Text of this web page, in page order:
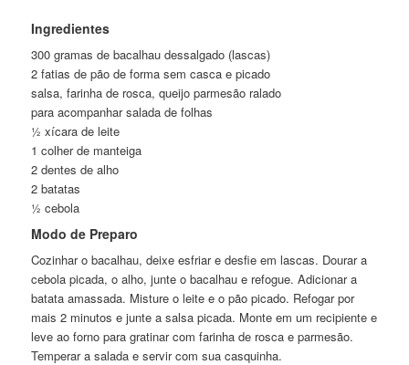
Ingredientes
300 gramas de bacalhau dessalgado (lascas)
2 fatias de pão de forma sem casca e picado
salsa, farinha de rosca, queijo parmesão ralado
para acompanhar salada de folhas
½ xícara de leite
1 colher de manteiga
2 dentes de alho
2 batatas
½ cebola
Modo de Preparo
Cozinhar o bacalhau, deixe esfriar e desfie em lascas. Dourar a
cebola picada, o alho, junte o bacalhau e refogue. Adicionar a
batata amassada. Misture o leite e o pão picado. Refogar por
mais 2 minutos e junte a salsa picada. Monte em um recipiente e
leve ao forno para gratinar com farinha de rosca e parmesão.
Temperar a salada e servir com sua casquinha.